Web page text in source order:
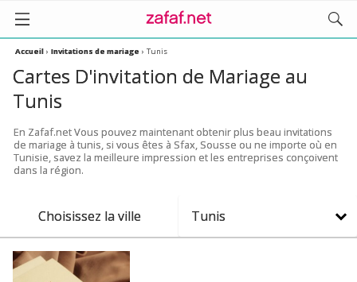
Accueil › Invitations de mariage › Tunis
Cartes D'invitation de Mariage au
Tunis
En Zafaf.net Vous pouvez maintenant obtenir plus beau invitations
de mariage à tunis, si vous êtes à Sfax, Sousse ou ne importe où en
Tunisie, savez la meilleure impression et les entreprises conçoivent
dans la région.
Choisissez la ville Tunis